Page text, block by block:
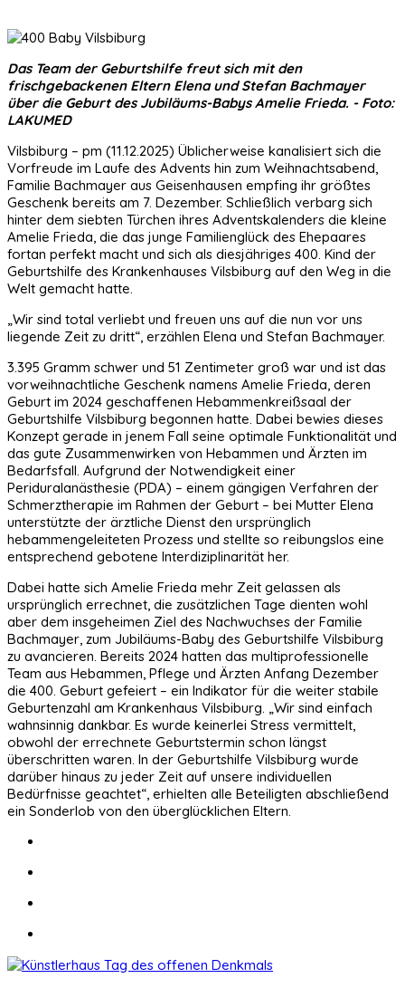
Das Team der Geburtshilfe freut sich mit den
frischgebackenen Eltern Elena und Stefan Bachmayer
über die Geburt des Jubiläums-Babys Amelie Frieda. - Foto:
LAKUMED
Vilsbiburg – pm (11.12.2025) Üblicherweise kanalisiert sich die
Vorfreude im Laufe des Advents hin zum Weihnachtsabend,
Familie Bachmayer aus Geisenhausen empfing ihr größtes
Geschenk bereits am 7. Dezember. Schließlich verbarg sich
hinter dem siebten Türchen ihres Adventskalenders die kleine
Amelie Frieda, die das junge Familienglück des Ehepaares
fortan perfekt macht und sich als diesjähriges 400. Kind der
Geburtshilfe des Krankenhauses Vilsbiburg auf den Weg in die
Welt gemacht hatte.
„Wir sind total verliebt und freuen uns auf die nun vor uns
liegende Zeit zu dritt“, erzählen Elena und Stefan Bachmayer.
3.395 Gramm schwer und 51 Zentimeter groß war und ist das
vorweihnachtliche Geschenk namens Amelie Frieda, deren
Geburt im 2024 geschaffenen Hebammenkreißsaal der
Geburtshilfe Vilsbiburg begonnen hatte. Dabei bewies dieses
Konzept gerade in jenem Fall seine optimale Funktionalität und
das gute Zusammenwirken von Hebammen und Ärzten im
Bedarfsfall. Aufgrund der Notwendigkeit einer
Periduralanästhesie (PDA) – einem gängigen Verfahren der
Schmerztherapie im Rahmen der Geburt – bei Mutter Elena
unterstützte der ärztliche Dienst den ursprünglich
hebammengeleiteten Prozess und stellte so reibungslos eine
entsprechend gebotene Interdiziplinarität her.
Dabei hatte sich Amelie Frieda mehr Zeit gelassen als
ursprünglich errechnet, die zusätzlichen Tage dienten wohl
aber dem insgeheimen Ziel des Nachwuchses der Familie
Bachmayer, zum Jubiläums-Baby des Geburtshilfe Vilsbiburg
zu avancieren. Bereits 2024 hatten das multiprofessionelle
Team aus Hebammen, Pflege und Ärzten Anfang Dezember
die 400. Geburt gefeiert – ein Indikator für die weiter stabile
Geburtenzahl am Krankenhaus Vilsbiburg. „Wir sind einfach
wahnsinnig dankbar. Es wurde keinerlei Stress vermittelt,
obwohl der errechnete Geburtstermin schon längst
überschritten waren. In der Geburtshilfe Vilsbiburg wurde
darüber hinaus zu jeder Zeit auf unsere individuellen
Bedürfnisse geachtet“, erhielten alle Beteiligten abschließend
ein Sonderlob von den überglücklichen Eltern.